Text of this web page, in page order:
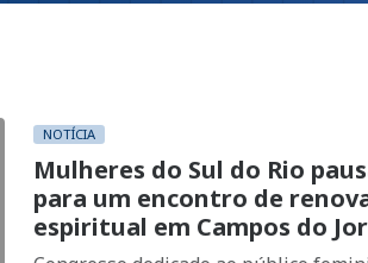
NOTÍCIA
Mulheres do Sul do Rio
para um encontro de
espiritual em Campos do